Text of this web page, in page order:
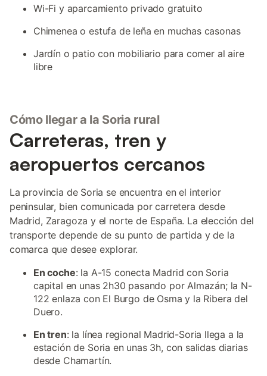
Wi-Fi y aparcamiento privado gratuito
Chimenea o estufa de leña en muchas casonas
Jardín o patio con mobiliario para comer al aire
libre
Cómo llegar a la Soria rural
Carreteras, tren y
aeropuertos cercanos
La provincia de Soria se encuentra en el interior
peninsular, bien comunicada por carretera desde
Madrid, Zaragoza y el norte de España. La elección del
transporte depende de su punto de partida y de la
comarca que desee explorar.
En coche: la A-15 conecta Madrid con Soria
capital en unas 2h30 pasando por Almazán; la N-
122 enlaza con El Burgo de Osma y la Ribera del
Duero.
En tren: la línea regional Madrid-Soria llega a la
estación de Soria en unas 3h, con salidas diarias
desde Chamartín.